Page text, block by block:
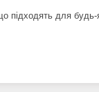
підходять для